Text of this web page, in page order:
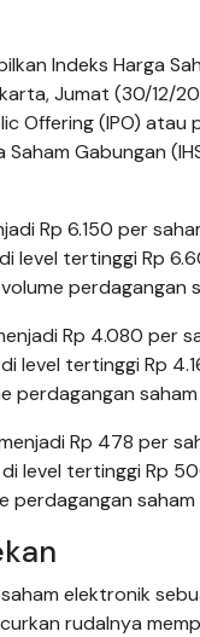
Indeks Harga
Jumat (30/12/
Offering (IPO)
Gabungan
Rp 6.150 per
level tertinggi Rp
perdagangan
Rp 4.080 per
level tertinggi Rp
Rp 478 per
di level tertinggi Rp
saham
elektronik
rudalnya